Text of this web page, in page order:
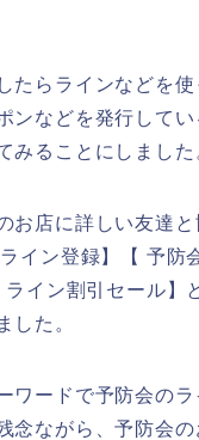
たらラインなどを
ンなどを発行してい
みることにしました
お店に詳しい友達と
イン登録】【 予防
イン割引セール】
した。
ワードで予防会のラ
念ながら、予防会の